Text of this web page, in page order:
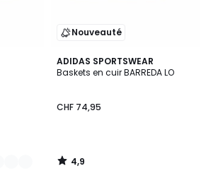
Nouveauté
ADIDAS SPORTSWEAR
Baskets en cuir BARREDA LO
CHF 74,95
4,9
/ 5
4,9
/